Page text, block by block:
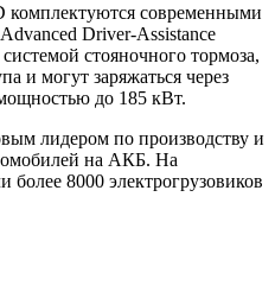
комплектуются современными
Driver-Assistance
стояночного тормоза,
и могут заряжаться через
до 185 кВт.
лидером по производству и
на АКБ. На
8000 электрогрузовиков